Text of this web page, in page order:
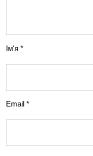
Ім'я *
Email *